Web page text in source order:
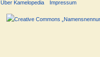
Über Kamelopedia Impressum